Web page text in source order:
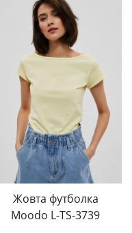
Жовта футболка
Moodo L-TS-3739